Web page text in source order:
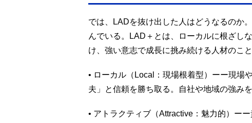
では、LADを抜け出した人はどうなるのか
んでいる。LAD＋とは、ローカルに根ざし
け、強い意志で成長に挑み続ける人材のこと
• ローカル（Local：現場根着型）ーー現場
夫」と信頼を勝ち取る。自社や地域の強み
• アトラクティブ（Attractive：魅力的）ー